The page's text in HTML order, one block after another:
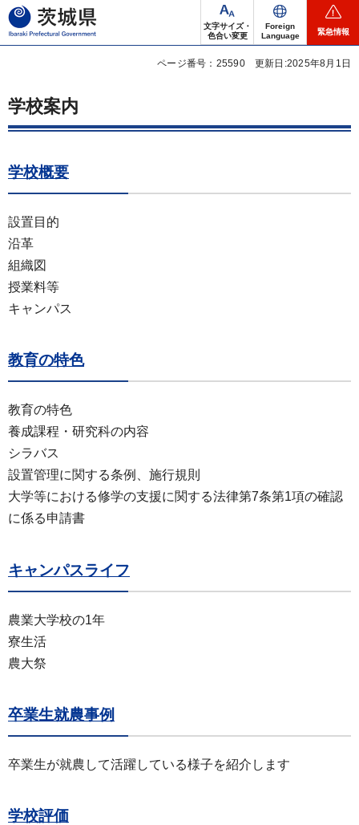
茨城県
文字サイズ・
色合い変更
Foreign
Language
緊急情報
ページ番号：25590 更新日:2025年8月1日
学校案内
学校概要
設置目的
沿革
組織図
授業料等
キャンパス
教育の特色
教育の特色
養成課程・研究科の内容
シラバス
設置管理に関する条例、施行規則
大学等における修学の支援に関する法律第7条第1項の確認
に係る申請書
キャンパスライフ
農業大学校の1年
寮生活
農大祭
卒業生就農事例
卒業生が就農して活躍している様子を紹介します
学校評価